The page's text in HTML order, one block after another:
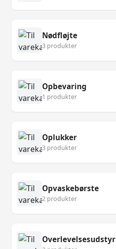
Nødfløjte
3 produkter
Opbevaring
1 produkter
Oplukker
3 produkter
Opvaskebørste
2 produkter
Overlevelsesudstyr